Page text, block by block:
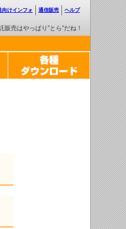
販売はやっぱり”とら”だね！
向けインフォ 通信販売 ヘルプ